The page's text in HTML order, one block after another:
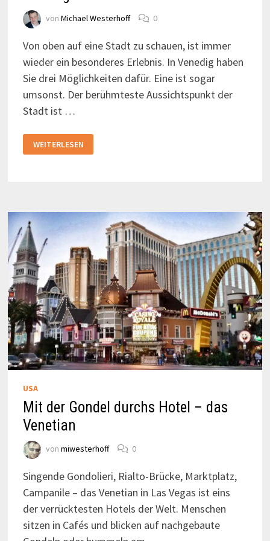
von Michael Westerhoff 0
Von oben auf eine Stadt zu schauen, ist immer
wieder ein besonderes Erlebnis. In Venedig haben
Sie drei Möglichkeiten dafür. Eine ist sogar
umsonst. Der berühmteste Aussichtspunkt der
Stadt ist …
VON
OBEN
WEITERLESEN
USA
Mit der Gondel durchs Hotel – das
Venetian
von miwesterhoff 0
Singende Gondolieri, Rialto-Brücke, Marktplatz,
Campanile – das Venetian in Las Vegas ist eins
der verrücktesten Hotels der Welt. Menschen
sitzen in Cafés und blicken auf nachgebaute